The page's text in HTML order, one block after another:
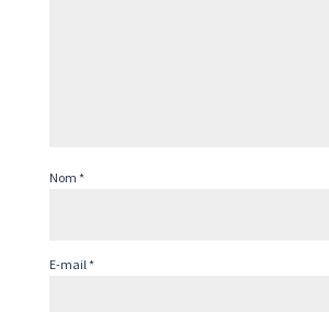
Nom *
E-mail*